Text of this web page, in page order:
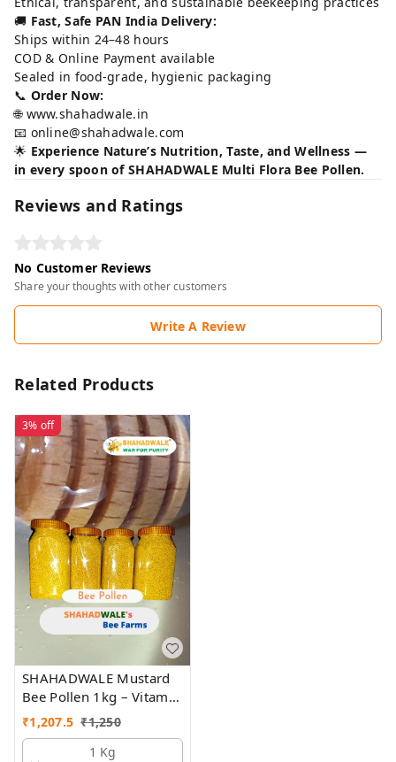
🚚 Fast, Safe PAN India Delivery:
Ships within 24–48 hours
COD & Online Payment available
Sealed in food-grade, hygienic packaging
📞 Order Now:
🌐 www.shahadwale.in
📧 online@shahadwale.com
🌟 Experience Nature’s Nutrition, Taste, and Wellness —
in every spoon of SHAHADWALE Multi Flora Bee Pollen.
Reviews and Ratings
No Customer Reviews
Share your thoughts with other customers
Write A Review
Related Products
3% off
SHAHADWALE Mustard
Bee Pollen 1kg – Vitamin
B-Complex Superfood
for Energy & Immunity
₹1,207.5 ₹1,250
1 Kg